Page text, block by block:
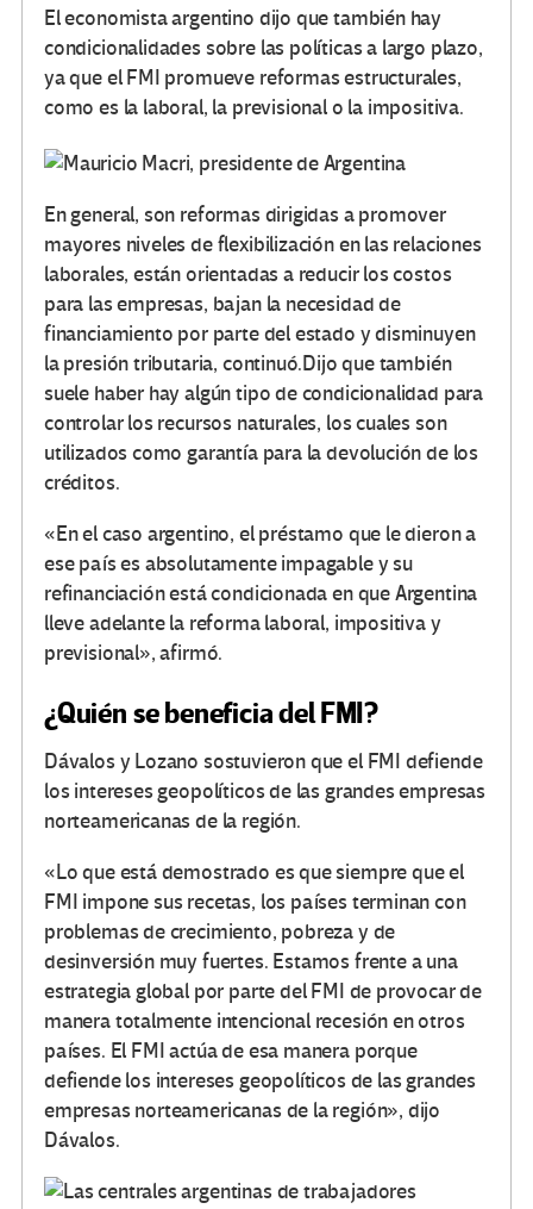
El economista argentino dijo que también hay
condicionalidades sobre las políticas a largo plazo,
ya que el FMI promueve reformas estructurales,
como es la laboral, la previsional o la impositiva.
En general, son reformas dirigidas a promover
mayores niveles de flexibilización en las relaciones
laborales, están orientadas a reducir los costos
para las empresas, bajan la necesidad de
financiamiento por parte del estado y disminuyen
la presión tributaria, continuó.Dijo que también
suele haber hay algún tipo de condicionalidad para
controlar los recursos naturales, los cuales son
utilizados como garantía para la devolución de los
créditos.
«En el caso argentino, el préstamo que le dieron a
ese país es absolutamente impagable y su
refinanciación está condicionada en que Argentina
lleve adelante la reforma laboral, impositiva y
previsional», afirmó.
¿Quién se beneficia del FMI?
Dávalos y Lozano sostuvieron que el FMI defiende
los intereses geopolíticos de las grandes empresas
norteamericanas de la región.
«Lo que está demostrado es que siempre que el
FMI impone sus recetas, los países terminan con
problemas de crecimiento, pobreza y de
desinversión muy fuertes. Estamos frente a una
estrategia global por parte del FMI de provocar de
manera totalmente intencional recesión en otros
países. El FMI actúa de esa manera porque
defiende los intereses geopolíticos de las grandes
empresas norteamericanas de la región», dijo
Dávalos.